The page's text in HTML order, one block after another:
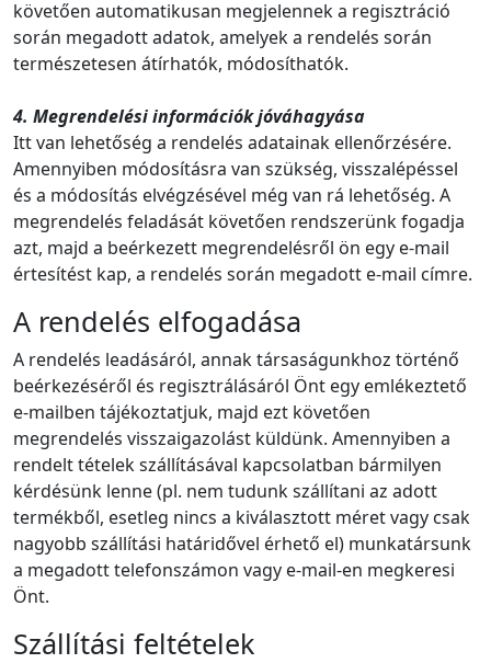
követően automatikusan megjelennek a regisztráció
során megadott adatok, amelyek a rendelés során
természetesen átírhatók, módosíthatók.
4. Megrendelési információk jóváhagyása
Itt van lehetőség a rendelés adatainak ellenőrzésére.
Amennyiben módosításra van szükség, visszalépéssel
és a módosítás elvégzésével még van rá lehetőség. A
megrendelés feladását követően rendszerünk fogadja
azt, majd a beérkezett megrendelésről ön egy e-mail
értesítést kap, a rendelés során megadott e-mail címre.
A rendelés elfogadása
A rendelés leadásáról, annak társaságunkhoz történő
beérkezéséről és regisztrálásáról Önt egy emlékeztető
e-mailben tájékoztatjuk, majd ezt követően
megrendelés visszaigazolást küldünk. Amennyiben a
rendelt tételek szállításával kapcsolatban bármilyen
kérdésünk lenne (pl. nem tudunk szállítani az adott
termékből, esetleg nincs a kiválasztott méret vagy csak
nagyobb szállítási határidővel érhető el) munkatársunk
a megadott telefonszámon vagy e-mail-en megkeresi
Önt.
Szállítási feltételek